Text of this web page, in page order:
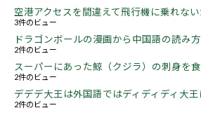
空港アクセスを間違えて飛行機に乗れな
3件のビュー
ドラゴンボールの漫画から中国語の読み
2件のビュー
スーパーにあった鯨（クジラ）の刺身を
2件のビュー
デデデ大王は外国語ではディディディ大王
2件のビュー